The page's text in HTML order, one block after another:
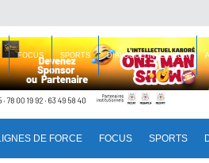
DE FORCE FOCUS SPORTS
FOCUS SPORTS DIALOGUE INTERIEUR